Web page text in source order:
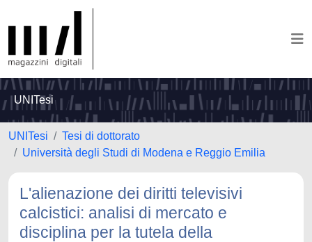
UNITesi
UNITesi
Tesi di dottorato
Università degli Studi di Modena e Reggio Emilia
L'alienazione dei diritti televisivi
calcistici: analisi di mercato e
disciplina per la tutela della